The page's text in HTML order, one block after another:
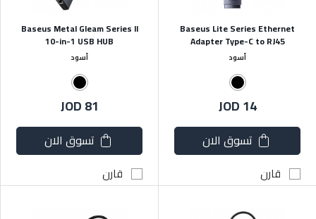
أسود
Baseus Lite Series Ethernet
Adapter Type-C to RJ45
JOD 14
تسوق الان
قارن
أسود
Baseus Metal Gleam Series II
10-in-1 USB HUB
JOD 81
تسوق الان
قارن